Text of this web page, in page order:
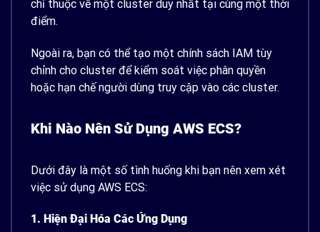
chỉ thuộc về một cluster duy nhất tại cùng một thời
điểm.
Ngoài ra, bạn có thể tạo một chính sách IAM tùy
chỉnh cho cluster để kiểm soát việc phân quyền
hoặc hạn chế người dùng truy cập vào các cluster.
Khi Nào Nên Sử Dụng AWS ECS?
Dưới đây là một số tình huống khi bạn nên xem xét
việc sử dụng AWS ECS:
1. Hiện Đại Hóa Các Ứng Dụng